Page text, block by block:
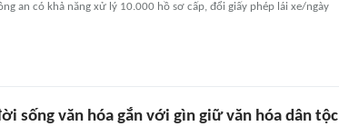
an có khả năng xử lý 10.000 hồ sơ cấp, đổi giấy phép lái xe/ngày
sống văn hóa gắn với gìn giữ văn hóa dân tộc